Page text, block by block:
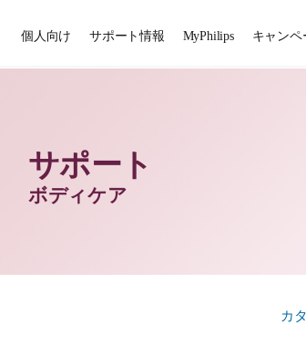
個人向け サポート情報 MyPhilips キャンペ
サポート
ボディケア
カ